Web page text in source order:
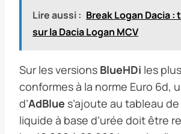
Lire aussi : Break Logan Dacia
sur la Dacia Logan MCV
Sur les versions BlueHDi les
conformes à la norme Euro 6d,
d’AdBlue s’ajoute au tableau
liquide à base d’urée doit être